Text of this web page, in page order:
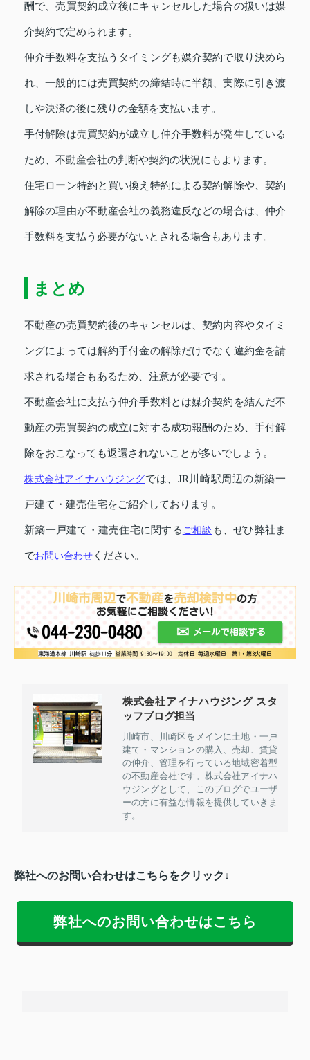
酬で、売買契約成立後にキャンセルした場合の扱いは媒
介契約で定められます。
仲介手数料を支払うタイミングも媒介契約で取り決めら
れ、一般的には売買契約の締結時に半額、実際に引き渡
しや決済の後に残りの金額を支払います。
手付解除は売買契約が成立し仲介手数料が発生している
ため、不動産会社の判断や契約の状況にもよります。
住宅ローン特約と買い換え特約による契約解除や、契約
解除の理由が不動産会社の義務違反などの場合は、仲介
手数料を支払う必要がないとされる場合もあります。
まとめ
不動産の売買契約後のキャンセルは、契約内容やタイミ
ングによっては解約手付金の解除だけでなく違約金を請
求される場合もあるため、注意が必要です。
不動産会社に支払う仲介手数料とは媒介契約を結んだ不
動産の売買契約の成立に対する成功報酬のため、手付解
除をおこなっても返還されないことが多いでしょう。
株式会社アイナハウジングでは、JR川崎駅周辺の新築一
戸建て・建売住宅をご紹介しております。
新築一戸建て・建売住宅に関する ご相談 も、ぜひ弊社ま
でお問い合わせ ください。
株式会社アイナハウジング スタ
ッフブログ担当
川崎市、川崎区をメインに土地・一戸
建て・マンションの購入、売却、賃貸
の仲介、管理を行っている地域密着型
の不動産会社です。株式会社アイナハ
ウジングとして、このブログでユーザ
ーの方に有益な情報を提供していきま
す。
弊社へのお問い合わせはこちらをクリック↓
弊社へのお問い合わせはこちら